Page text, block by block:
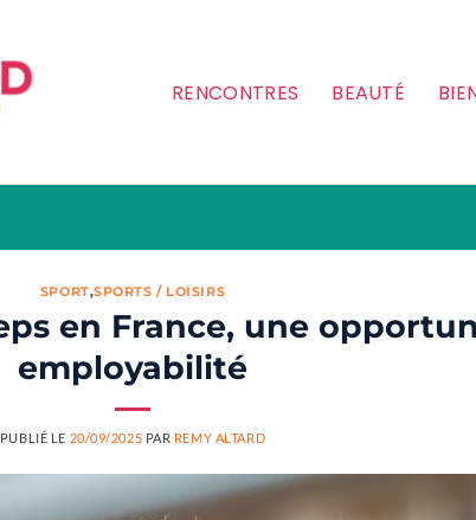
RENCONTRES BEAUTÉ
SPORT,SPORTS / LOISIRS
en France, une
employabilité
PUBLIÉ LE 20/09/2025 PAR REMY ALTARD